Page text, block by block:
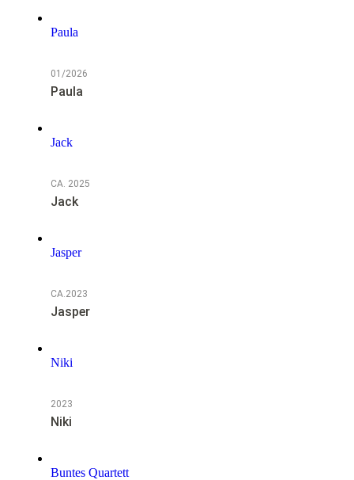
Paula
01/2026
Paula
Jack
CA. 2025
Jack
Jasper
CA.2023
Jasper
Niki
2023
Niki
Buntes Quartett